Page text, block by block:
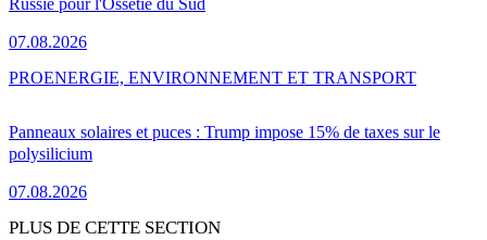
Russie pour l'Ossétie du Sud
07.08.2026
Panneaux solaires et puces : Trump impose 15% de taxes sur le
polysilicium
07.08.2026
PROENERGIE, ENVIRONNEMENT ET TRANSPORT
PLUS DE CETTE SECTION